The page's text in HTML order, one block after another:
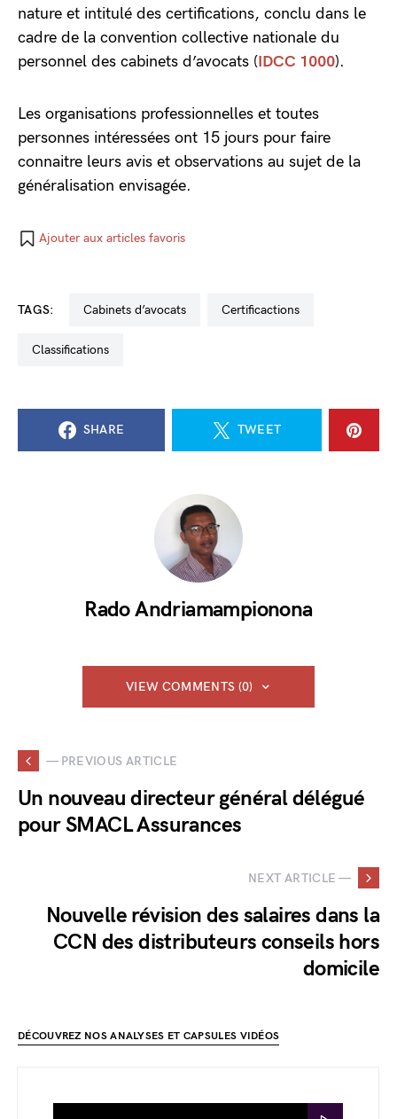
nature et intitulé des certifications, conclu dans le
cadre de la convention collective nationale du
personnel des cabinets d’avocats (IDCC 1000).
Les organisations professionnelles et toutes
personnes intéressées ont 15 jours pour faire
connaitre leurs avis et observations au sujet de la
généralisation envisagée.
Ajouter aux articles favoris
TAGS: cabinets d’avocats certificactions
classifications
SHARE TWEET
Rado Andriamampionona
VIEW COMMENTS (0)
— PREVIOUS ARTICLE
Un nouveau directeur général délégué
pour SMACL Assurances
NEXT ARTICLE —
Nouvelle révision des salaires dans la
CCN des distributeurs conseils hors
domicile
DÉCOUVREZ NOS ANALYSES ET CAPSULES VIDÉOS